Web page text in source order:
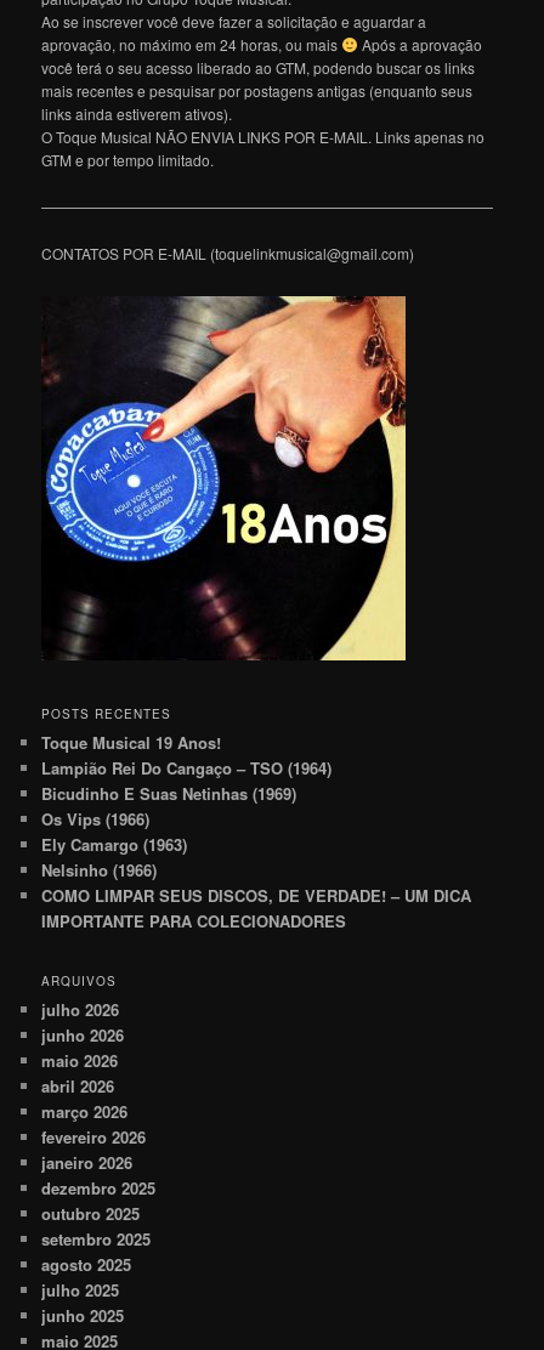
Ao se inscrever você deve fazer a solicitação e aguardar a
aprovação, no máximo em 24 horas, ou mais
Após a aprovação
você terá o seu acesso liberado ao GTM, podendo buscar os links
mais recentes e pesquisar por postagens antigas (enquanto seus
links ainda estiverem ativos).
O Toque Musical NÃO ENVIA LINKS POR E-MAIL. Links apenas no
GTM e por tempo limitado.
———————————————————————————————
CONTATOS POR E-MAIL (toquelinkmusical@gmail.com)
POSTS RECENTES
Toque Musical 19 Anos!
Lampião Rei Do Cangaço – TSO (1964)
Bicudinho E Suas Netinhas (1969)
Os Vips (1966)
Ely Camargo (1963)
Nelsinho (1966)
COMO LIMPAR SEUS DISCOS, DE VERDADE! – UM DICA
IMPORTANTE PARA COLECIONADORES
ARQUIVOS
julho 2026
junho 2026
maio 2026
abril 2026
março 2026
fevereiro 2026
janeiro 2026
dezembro 2025
outubro 2025
setembro 2025
agosto 2025
julho 2025
junho 2025
maio 2025